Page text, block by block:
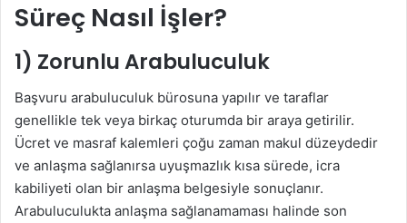
Süreç Nasıl İşler?
1) Zorunlu Arabuluculuk
Başvuru arabuluculuk bürosuna yapılır ve taraflar
genellikle tek veya birkaç oturumda bir araya getirilir.
Ücret ve masraf kalemleri çoğu zaman makul düzeydedir
ve anlaşma sağlanırsa uyuşmazlık kısa sürede, icra
kabiliyeti olan bir anlaşma belgesiyle sonuçlanır.
Arabuluculukta anlaşma sağlanamaması halinde son